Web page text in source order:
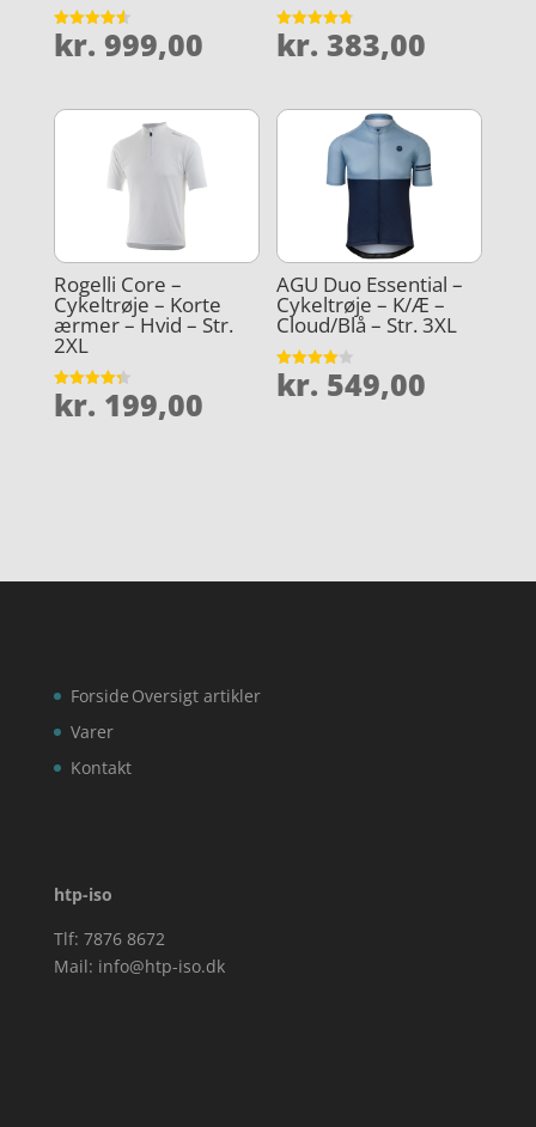
Vurderet
4.6
kr. 999,00
Vurderet
4.8
kr. 383,00
Rogelli Core –
Cykeltrøje – Korte
ærmer – Hvid – Str.
2XL
Vurderet
4.3
kr. 199,00
AGU Duo Essential –
Cykeltrøje – K/Æ –
Cloud/Blå – Str. 3XL
Vurderet
4
kr. 549,00
Forside
Varer
Kontakt
Oversigt artikler
htp-iso
Tlf: 7876 8672
Mail: info@htp-iso.dk